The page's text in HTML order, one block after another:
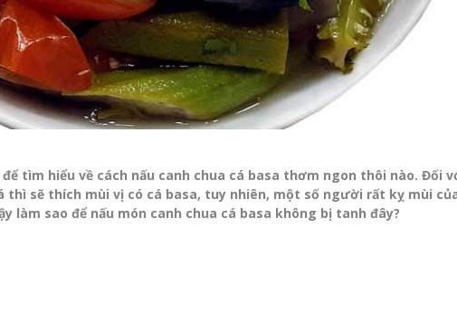
tìm hiểu về cách nấu canh chua cá basa thơm ngon thôi nào. Đối
thì sẽ thích mùi vị có cá basa, tuy nhiên, một số người rất kỵ mùi
làm sao để nấu món canh chua cá basa không bị tanh đây?